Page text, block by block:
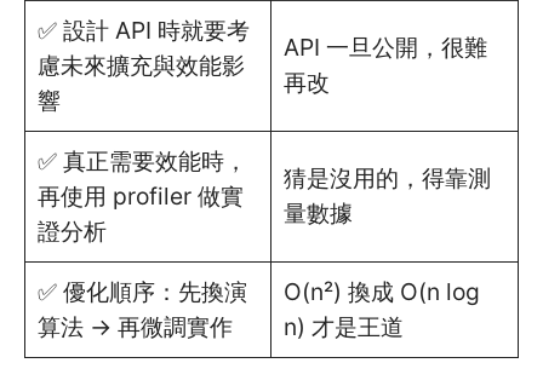
✅ 設計 API 時就要考
慮未來擴充與效能影
響
API 一旦公開，很難
再改
✅ 真正需要效能時，
再使用 profiler 做實
證分析
猜是沒用的，得靠測
量數據
✅ 優化順序：先換演
算法 → 再微調實作
O(n²) 換成 O(n log
n) 才是王道